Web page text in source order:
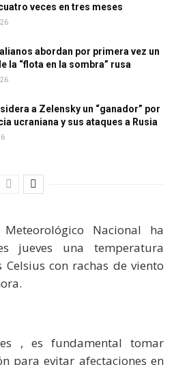
veces en tres meses
abordan por primera vez un
la “flota en la sombra” rusa
a Zelensky un “ganador” por
ucraniana y sus ataques a Rusia
Nacional ha
jueves una temperatura
con rachas de viento
, es fundamental tomar
para evitar afectaciones en